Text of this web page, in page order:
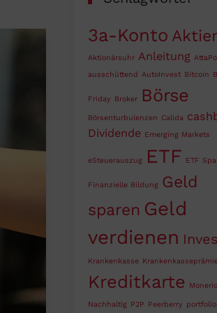
3a-Konto
Aktionärsuhr Anleitung
ausschüttend AutoInvest Bitcoin
Friday Broker Börse
Börsenturbulenzen Calida
Dividende Emerging Markets
eSteuerauszug ETF ETF
Finanzielle Bildung Geld
sparen Geld
verdienen
Krankenkasse
Kreditkarte Monerio
Nachhaltig P2P Peerberry